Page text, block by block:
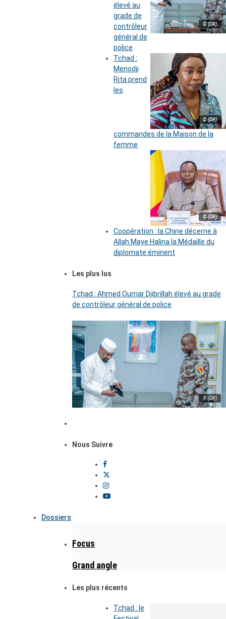
© (DR)
élevé au
grade de
contrôleur
général de
police
© (DR)
Tchad :
Menodji
Rita prend
les
commandes de la Maison de la
femme
© (DR)
Coopération : la Chine décerne à
Allah Maye Halina la Médaille du
diplomate éminent
Les plus lus
Tchad : Ahmed Oumar Djibrillah élevé au grade
de contrôleur général de police
© (DR)
Nous Suivre
Dossiers
Focus
Grand angle
Les plus récents
Tchad : le